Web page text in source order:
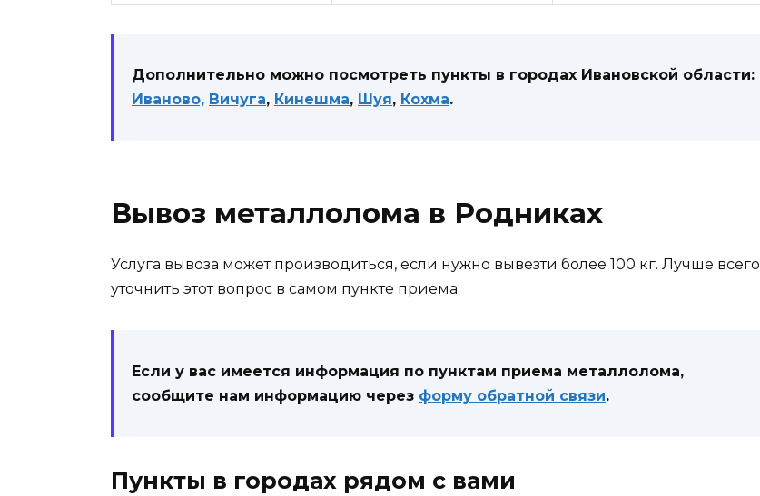
Дополнительно можно посмотреть пункты в городах Ивановской области:
Иваново, Вичуга, Кинешма, Шуя, Кохма.
Вывоз металлолома в Родниках
Услуга вывоза может производиться, если нужно вывезти более 100 кг. Лучше всего
уточнить этот вопрос в самом пункте приема.
Если у вас имеется информация по пунктам приема металлолома,
сообщите нам информацию через форму обратной связи.
Пункты в городах рядом с вами